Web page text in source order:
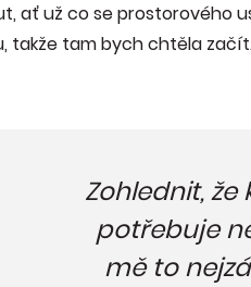
ať už co se prostorového
takže tam bych chtěla
Zohlednit,
potřebuje
mě to